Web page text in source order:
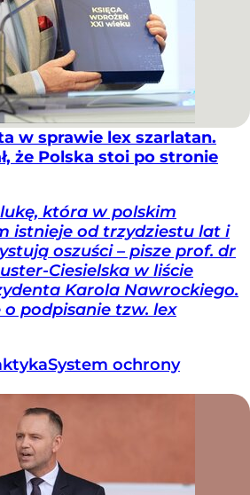
w sprawie lex szarlatan.
że Polska stoi po stronie
która w polskim
istnieje od trzydziestu lat i
oszuści – pisze prof. dr
Ciesielska w liście
Karola Nawrockiego.
podpisanie tzw. lex
System ochrony